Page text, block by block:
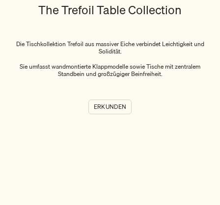
The Trefoil Table Collection
Die Tischkollektion Trefoil aus massiver Eiche verbindet Leichtigkeit und
Solidität.
Sie umfasst wandmontierte Klappmodelle sowie Tische mit zentralem
Standbein und großzügiger Beinfreiheit.
ERKUNDEN